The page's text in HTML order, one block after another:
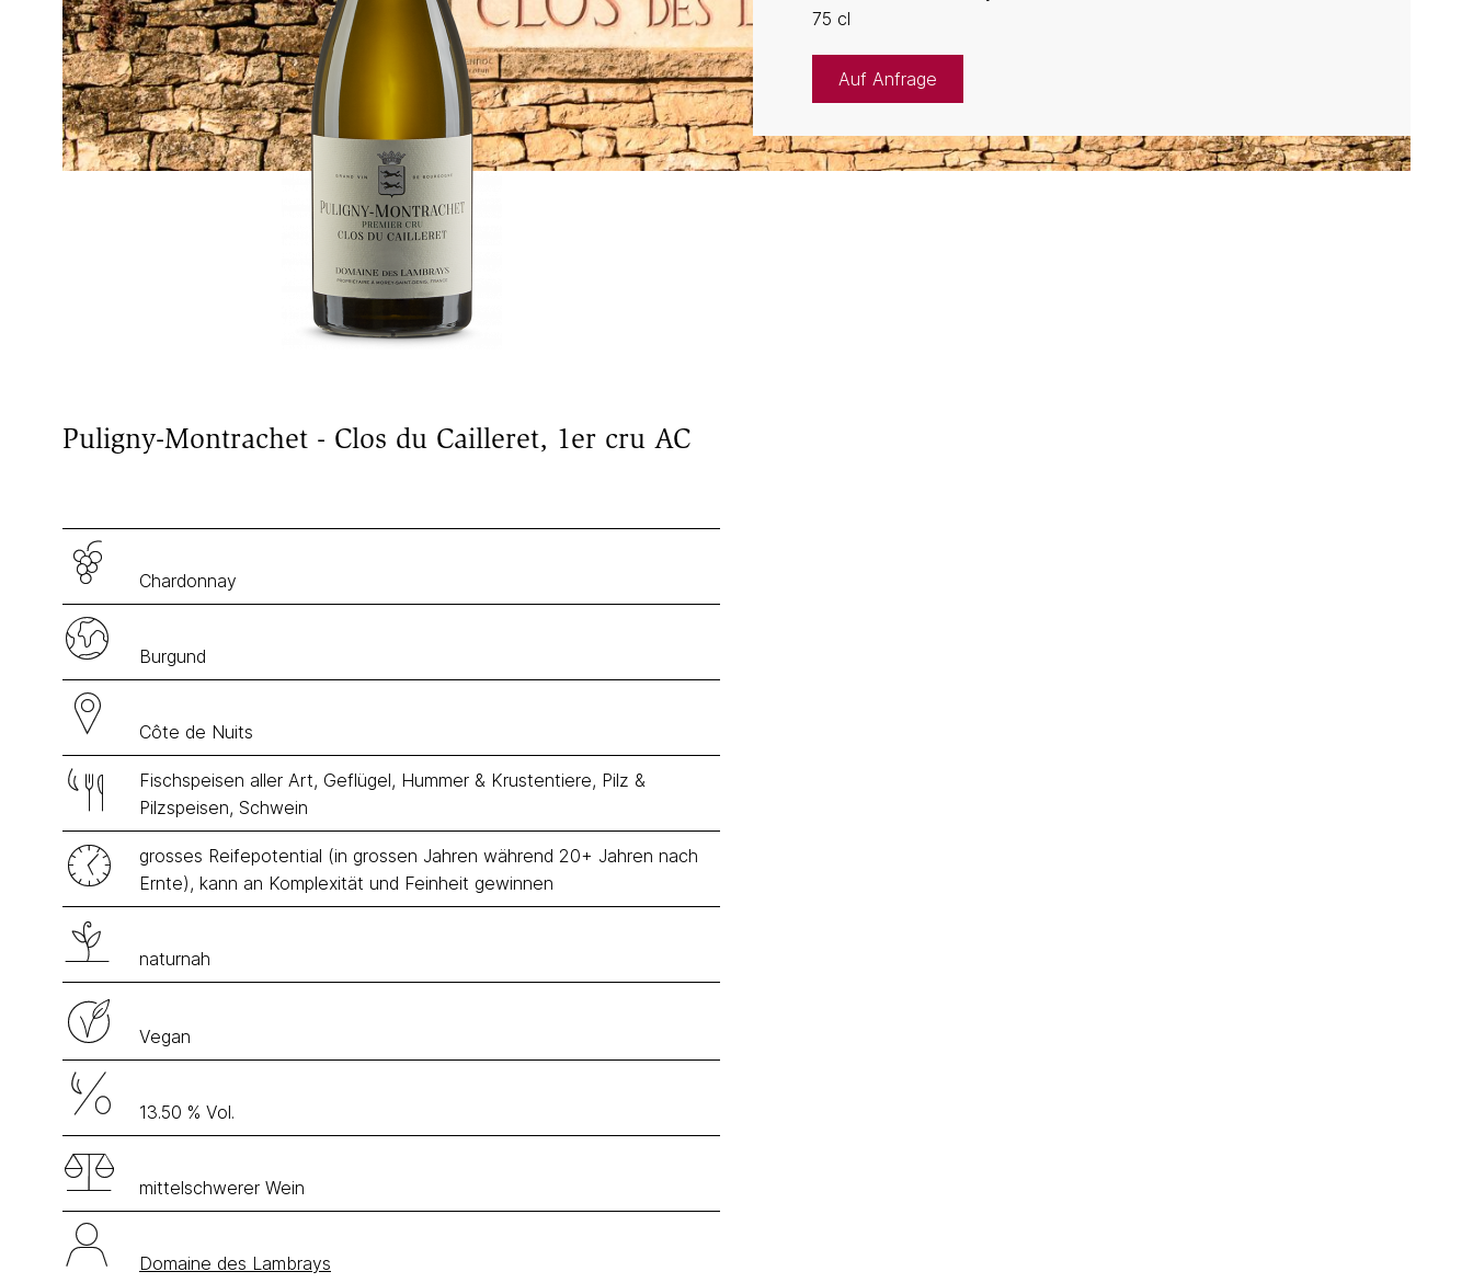
75 cl
Auf Anfrage
Puligny-Montrachet - Clos du Cailleret, 1er cru AC
Chardonnay
Burgund
Côte de Nuits
Fischspeisen aller Art, Geflügel, Hummer & Krustentiere, Pilz &
Pilzspeisen, Schwein
grosses Reifepotential (in grossen Jahren während 20+ Jahren nach
Ernte), kann an Komplexität und Feinheit gewinnen
naturnah
Vegan
13.50 % Vol.
mittelschwerer Wein
Domaine des Lambrays